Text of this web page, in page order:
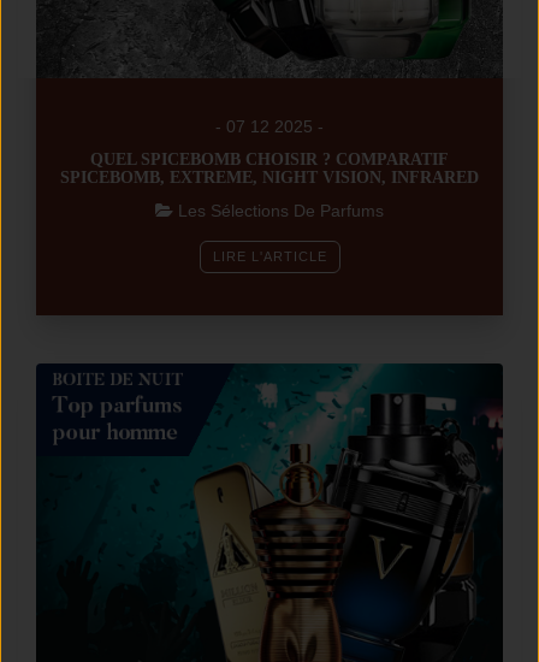
- 07 12 2025 -
QUEL SPICEBOMB CHOISIR ? COMPARATIF
SPICEBOMB, EXTREME, NIGHT VISION, INFRARED
Les Sélections De Parfums
LIRE L'ARTICLE